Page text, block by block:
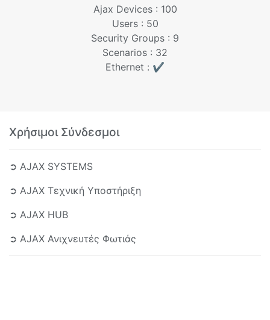
Ajax Devices : 100
Users : 50
Security Groups : 9
Scenarios : 32
Ethernet : ✔️
Χρήσιμοι Σύνδεσμοι
➲ AJAX SYSTEMS
➲ AJAX Τεχνική Υποστήριξη
➲ AJAX HUB
➲ AJAX Ανιχνευτές Φωτιάς